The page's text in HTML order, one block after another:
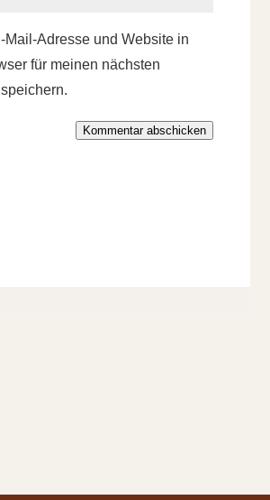
Mail-Adresse und Website in
für meinen nächsten
Kommentar abschicken